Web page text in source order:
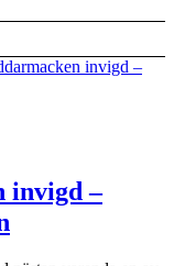
invigd –